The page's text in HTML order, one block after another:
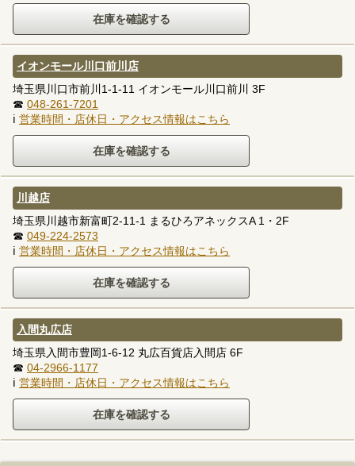
イオンモール川口前川店
埼玉県川口市前川1-1-11 イオンモール川口前川 3F
☎ 048-261-7201
ℹ 営業時間・店休日・アクセス情報はこちら
川越店
埼玉県川越市新富町2-11-1 まるひろアネックスA 1・2F
☎ 049-224-2573
ℹ 営業時間・店休日・アクセス情報はこちら
入間丸広店
埼玉県入間市豊岡1-6-12 丸広百貨店入間店 6F
☎ 04-2966-1177
ℹ 営業時間・店休日・アクセス情報はこちら